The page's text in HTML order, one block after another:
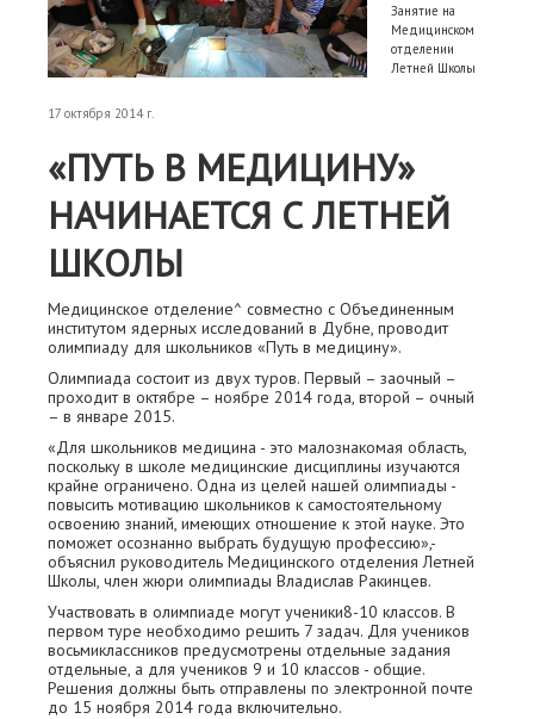
Занятие на
Медицинском
отделении
Летней Школы
17 октября 2014 г.
«ПУТЬ В МЕДИЦИНУ»
НАЧИНАЕТСЯ С ЛЕТНЕЙ
ШКОЛЫ
Медицинское отделение^ совместно с Объединенным
институтом ядерных исследований в Дубне, проводит
олимпиаду для школьников «Путь в медицину».
Олимпиада состоит из двух туров. Первый – заочный –
проходит в октябре – ноябре 2014 года, второй – очный
– в январе 2015.
«Для школьников медицина - это малознакомая область,
поскольку в школе медицинские дисциплины изучаются
крайне ограничено. Одна из целей нашей олимпиады -
повысить мотивацию школьников к самостоятельному
освоению знаний, имеющих отношение к этой науке. Это
поможет осознанно выбрать будущую профессию»,-
объяснил руководитель Медицинского отделения Летней
Школы, член жюри олимпиады Владислав Ракинцев.
Участвовать в олимпиаде могут ученики8-10 классов. В
первом туре необходимо решить 7 задач. Для учеников
восьмиклассников предусмотрены отдельные задания
отдельные, а для учеников 9 и 10 классов - общие.
Решения должны быть отправлены по электронной почте
до 15 ноября 2014 года включительно.